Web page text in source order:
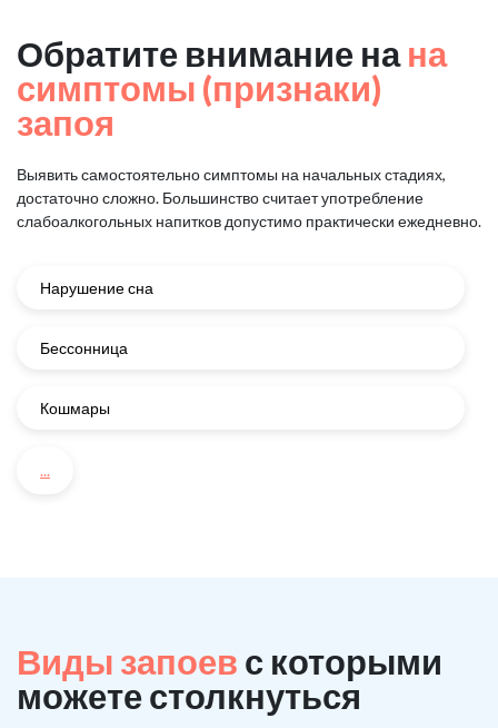
Обратите внимание нана
симптомы (признаки)
запоя
Выявить самостоятельно симптомы на начальных стадиях,
достаточно сложно. Большинство считает употребление
слабоалкогольных напитков допустимо практически ежедневно.
Нарушение сна
Бессонница
Кошмары
...
Виды запоев с которыми
можете столкнуться